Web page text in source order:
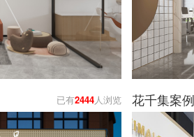
已有2444人浏览 花千集案